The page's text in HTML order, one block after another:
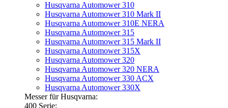
Husqvarna Automower 310
Husqvarna Automower 310 Mark II
Husqvarna Automower 310E NERA
Husqvarna Automower 315
Husqvarna Automower 315 Mark II
Husqvarna Automower 315X
Husqvarna Automower 320
Husqvarna Automower 320 NERA
Husqvarna Automower 330 ACX
Husqvarna Automower 330X
Messer für Husqvarna:
400 Serie: